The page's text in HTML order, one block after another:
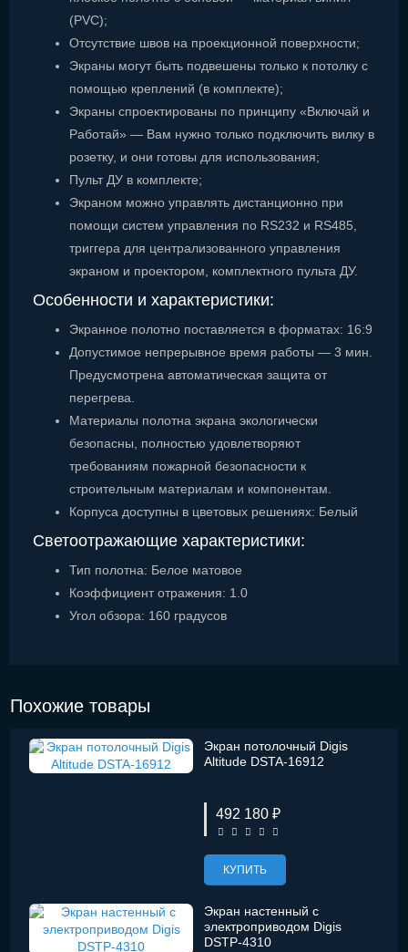
(PVC);
Отсутствие швов на проекционной поверхности;
Экраны могут быть подвешены только к потолку с
помощью креплений (в комплекте);
Экраны спроектированы по принципу «Включай и
Работай» — Вам нужно только подключить вилку в
розетку, и они готовы для использования;
Пульт ДУ в комплекте;
Экраном можно управлять дистанционно при
помощи систем управления по RS232 и RS485,
триггера для централизованного управления
экраном и проектором, комплектного пульта ДУ.
Особенности и характеристики:
Экранное полотно поставляется в форматах: 16:9
Допустимое непрерывное время работы — 3 мин.
Предусмотрена автоматическая защита от
перегрева.
Материалы полотна экрана экологически
безопасны, полностью удовлетворяют
требованиям пожарной безопасности к
строительным материалам и компонентам.
Корпуса доступны в цветовых решениях: Белый
Светоотражающие характеристики:
Тип полотна: Белое матовое
Коэффициент отражения: 1.0
Угол обзора: 160 градусов
Похожие товары
Экран потолочный Digis
Altitude DSTA-16912
492 180 ₽
КУПИТЬ
Экран настенный с
электроприводом Digis
DSTP-4310